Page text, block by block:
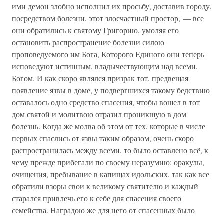
ими демон злобно исполнил их просьбу, доставив городу,
посредством болезни, этот злосчастный простор, — все
они обратились к святому Григорию, умоляя его
остановить распространение болезни силою
проповедуемого им Бога, Которого Единого они теперь
исповедуют истинным, владычествующим над всеми,
Богом. И как скоро являлся призрак тот, предвещая
появление язвы в доме, у подвергшихся такому бедствию
оставалось одно средство спасения, чтобы вошел в тот
дом святой и молитвою отразил проникшую в дом
болезнь. Когда же молва об этом от тех, которые в числе
первых спаслись от язвы таким образом, очень скоро
распространилась между всеми, то было оставлено всё, к
чему прежде прибегали по своему неразумию: оракулы,
очищения, пребывание в капищах идольских, так как все
обратили взоры свои к великому святителю и каждый
старался привлечь его к себе для спасения своего
семейства. Наградою же для него от спасенных было